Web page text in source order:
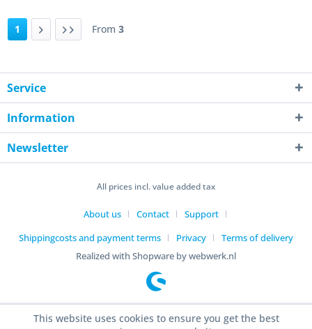
1 From 3
Service
Information
Newsletter
All prices incl. value added tax
About us Contact
Support
Shippingcosts and payment terms
Privacy
Terms of delivery
Realized with Shopware by webwerk.nl
This website uses cookies to ensure you get the best